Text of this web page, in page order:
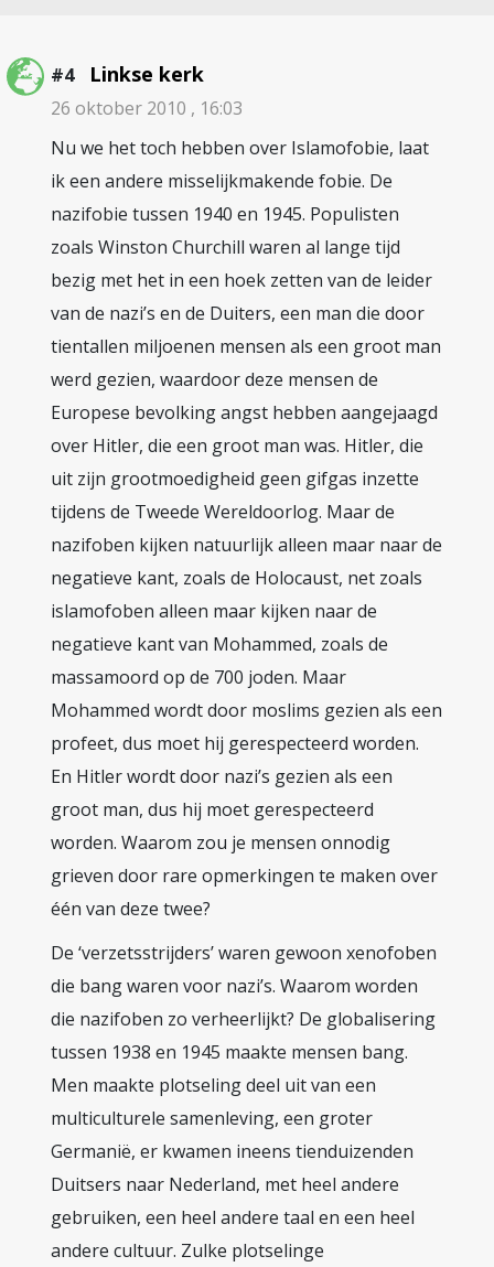
#4 Linkse kerk
26 oktober 2010 , 16:03
Nu we het toch hebben over Islamofobie, laat
ik een andere misselijkmakende fobie. De
nazifobie tussen 1940 en 1945. Populisten
zoals Winston Churchill waren al lange tijd
bezig met het in een hoek zetten van de leider
van de nazi’s en de Duiters, een man die door
tientallen miljoenen mensen als een groot man
werd gezien, waardoor deze mensen de
Europese bevolking angst hebben aangejaagd
over Hitler, die een groot man was. Hitler, die
uit zijn grootmoedigheid geen gifgas inzette
tijdens de Tweede Wereldoorlog. Maar de
nazifoben kijken natuurlijk alleen maar naar de
negatieve kant, zoals de Holocaust, net zoals
islamofoben alleen maar kijken naar de
negatieve kant van Mohammed, zoals de
massamoord op de 700 joden. Maar
Mohammed wordt door moslims gezien als een
profeet, dus moet hij gerespecteerd worden.
En Hitler wordt door nazi’s gezien als een
groot man, dus hij moet gerespecteerd
worden. Waarom zou je mensen onnodig
grieven door rare opmerkingen te maken over
één van deze twee?
De ‘verzetsstrijders’ waren gewoon xenofoben
die bang waren voor nazi’s. Waarom worden
die nazifoben zo verheerlijkt? De globalisering
tussen 1938 en 1945 maakte mensen bang.
Men maakte plotseling deel uit van een
multiculturele samenleving, een groter
Germanië, er kwamen ineens tienduizenden
Duitsers naar Nederland, met heel andere
gebruiken, een heel andere taal en een heel
andere cultuur. Zulke plotselinge